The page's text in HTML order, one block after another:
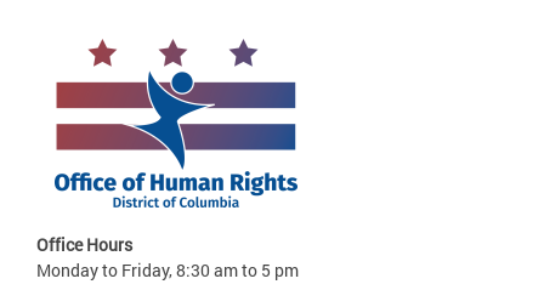
Office Hours
Monday to Friday, 8:30 am to 5 pm